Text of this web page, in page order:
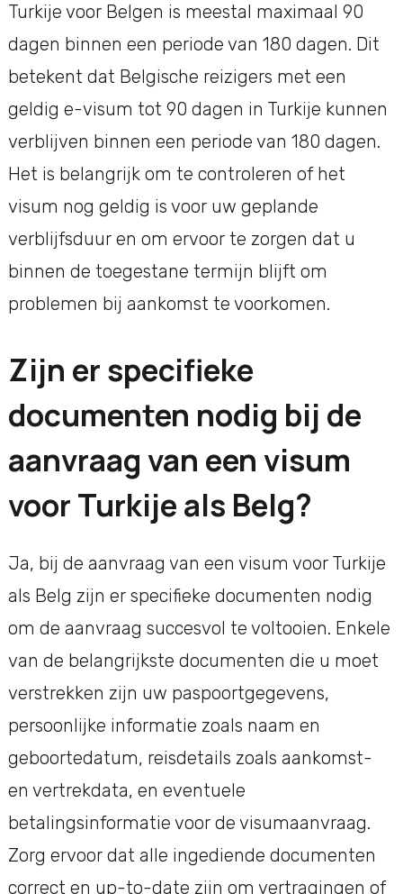
Turkije voor Belgen is meestal maximaal 90
dagen binnen een periode van 180 dagen. Dit
betekent dat Belgische reizigers met een
geldig e-visum tot 90 dagen in Turkije kunnen
verblijven binnen een periode van 180 dagen.
Het is belangrijk om te controleren of het
visum nog geldig is voor uw geplande
verblijfsduur en om ervoor te zorgen dat u
binnen de toegestane termijn blijft om
problemen bij aankomst te voorkomen.
Zijn er specifieke
documenten nodig bij de
aanvraag van een visum
voor Turkije als Belg?
Ja, bij de aanvraag van een visum voor Turkije
als Belg zijn er specifieke documenten nodig
om de aanvraag succesvol te voltooien. Enkele
van de belangrijkste documenten die u moet
verstrekken zijn uw paspoortgegevens,
persoonlijke informatie zoals naam en
geboortedatum, reisdetails zoals aankomst-
en vertrekdata, en eventuele
betalingsinformatie voor de visumaanvraag.
Zorg ervoor dat alle ingediende documenten
correct en up-to-date zijn om vertragingen of